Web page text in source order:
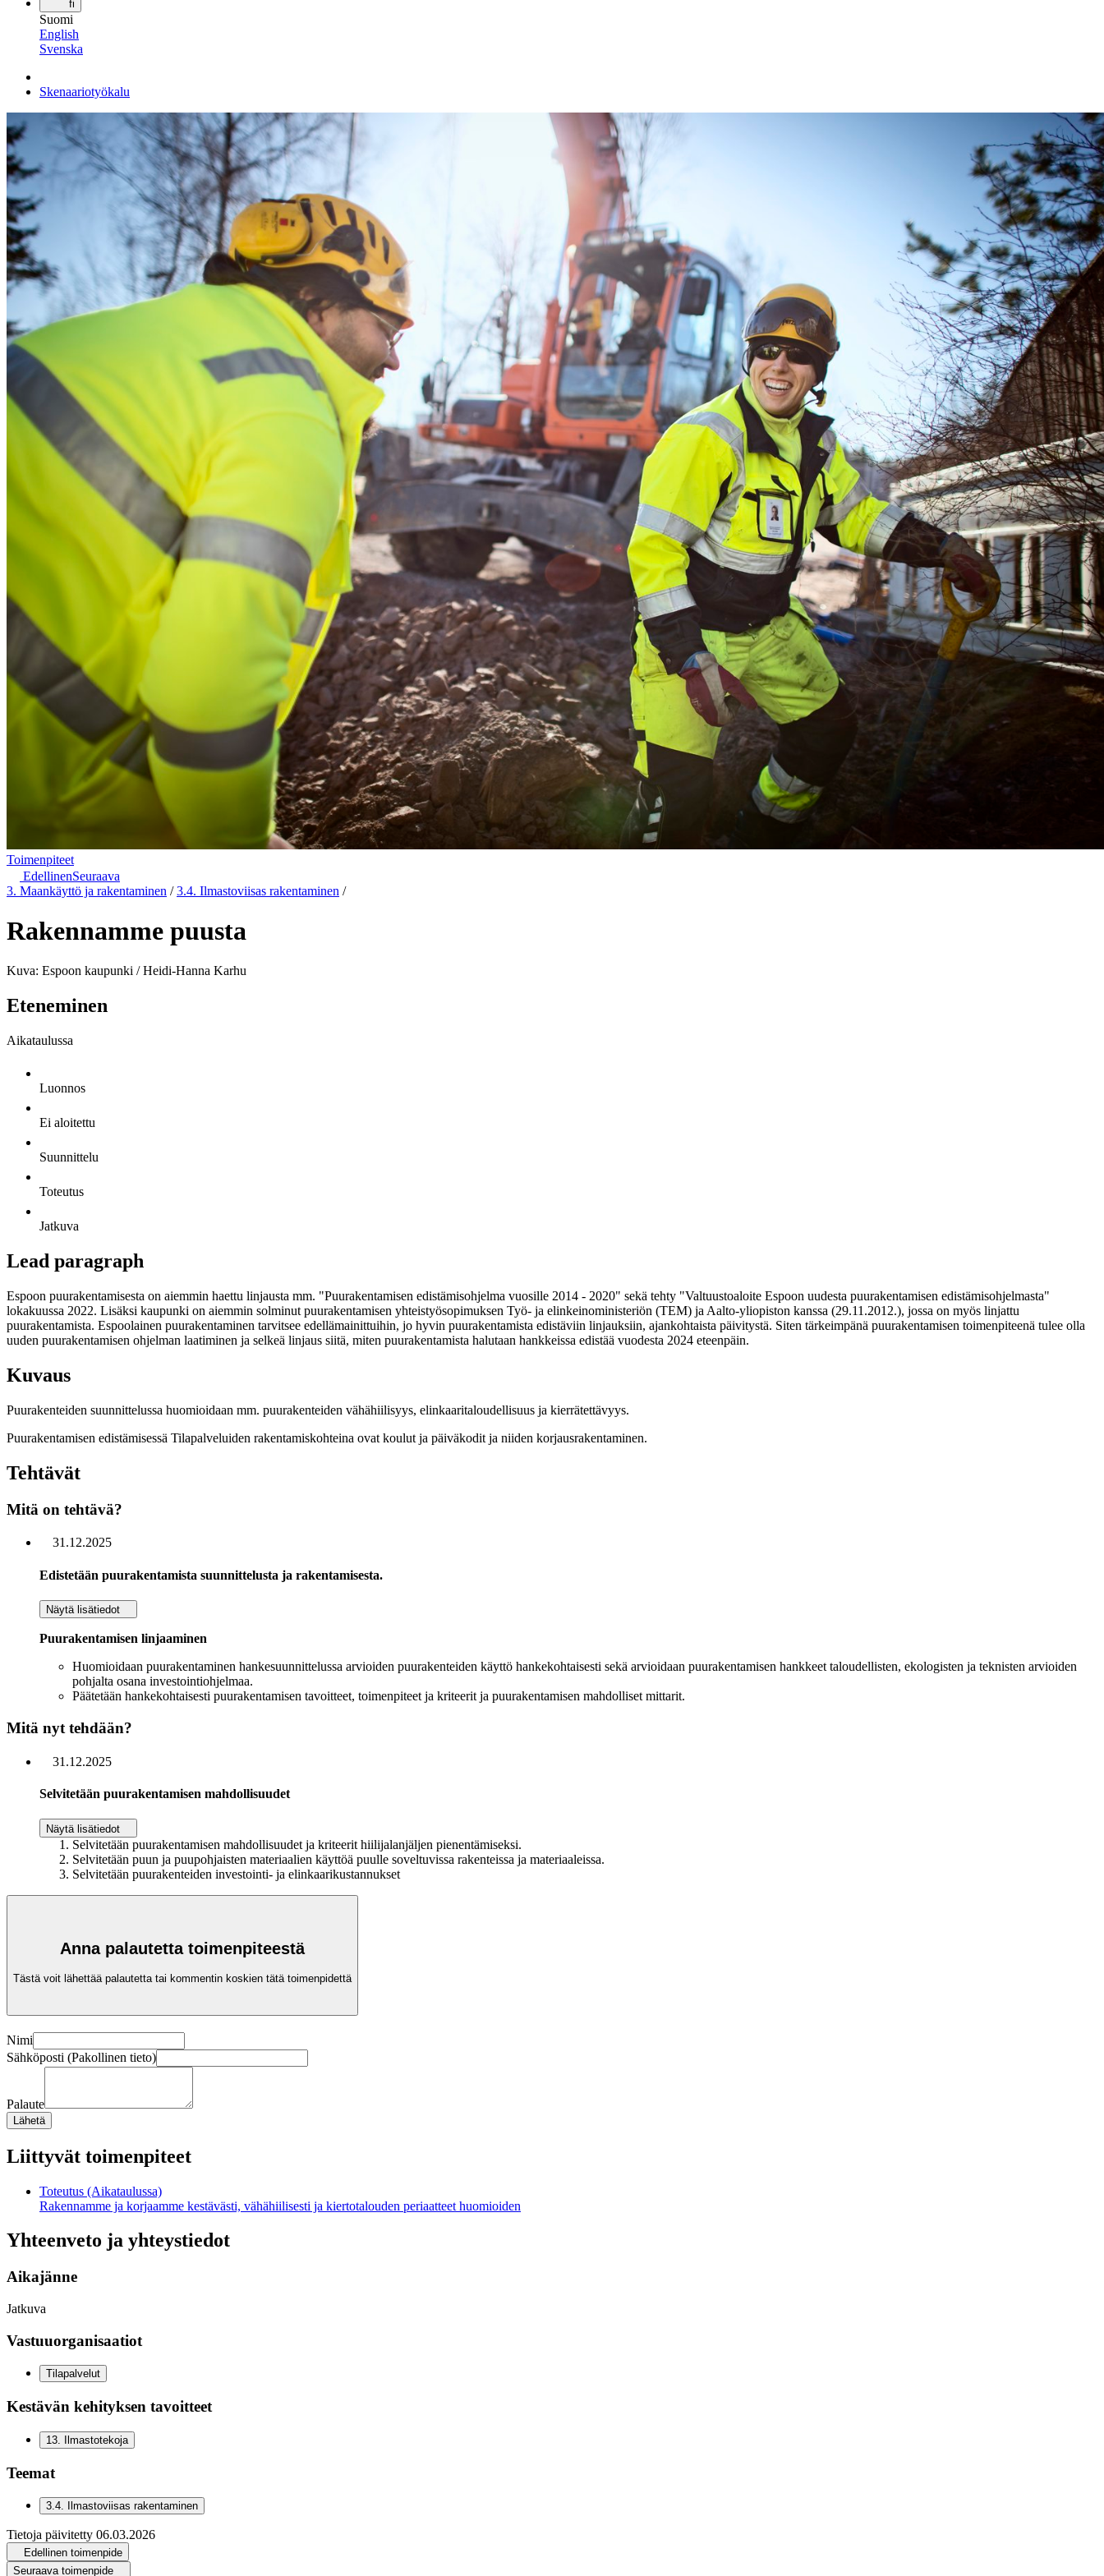
fi
Suomi
English
Svenska
Skenaariotyökalu
Toimenpiteet
EdellinenSeuraava
3. Maankäyttö ja rakentaminen /3.4. Ilmastoviisas rakentaminen /
Rakennamme puusta
Kuva: Espoon kaupunki / Heidi-Hanna Karhu
Eteneminen
Aikataulussa
Luonnos
Ei aloitettu
Suunnittelu
Toteutus
Jatkuva
Lead paragraph
Espoon puurakentamisesta on aiemmin haettu linjausta mm. "Puurakentamisen edistämisohjelma vuosille 2014 - 2020" sekä tehty "Valtuustoaloite Espoon uudesta puurakentamisen edistämisohjelmasta"
lokakuussa 2022. Lisäksi kaupunki on aiemmin solminut puurakentamisen yhteistyösopimuksen Työ- ja elinkeinoministeriön (TEM) ja Aalto-yliopiston kanssa (29.11.2012.), jossa on myös linjattu
puurakentamista. Espoolainen puurakentaminen tarvitsee edellämainittuihin, jo hyvin puurakentamista edistäviin linjauksiin, ajankohtaista päivitystä. Siten tärkeimpänä puurakentamisen toimenpiteenä tulee olla
uuden puurakentamisen ohjelman laatiminen ja selkeä linjaus siitä, miten puurakentamista halutaan hankkeissa edistää vuodesta 2024 eteenpäin.
Kuvaus
Puurakenteiden suunnittelussa huomioidaan mm. puurakenteiden vähähiilisyys, elinkaaritaloudellisuus ja kierrätettävyys.
Puurakentamisen edistämisessä Tilapalveluiden rakentamiskohteina ovat koulut ja päiväkodit ja niiden korjausrakentaminen.
Tehtävät
Mitä on tehtävä?
31.12.2025
Edistetään puurakentamista suunnittelusta ja rakentamisesta.
Näytä lisätiedot
Puurakentamisen linjaaminen
Huomioidaan puurakentaminen hankesuunnittelussa arvioiden puurakenteiden käyttö hankekohtaisesti sekä arvioidaan puurakentamisen hankkeet taloudellisten, ekologisten ja teknisten arvioiden
pohjalta osana investointiohjelmaa.
Päätetään hankekohtaisesti puurakentamisen tavoitteet, toimenpiteet ja kriteerit ja puurakentamisen mahdolliset mittarit.
Mitä nyt tehdään?
31.12.2025
Selvitetään puurakentamisen mahdollisuudet
Näytä lisätiedot
Selvitetään puurakentamisen mahdollisuudet ja kriteerit hiilijalanjäljen pienentämiseksi.
Selvitetään puun ja puupohjaisten materiaalien käyttöä puulle soveltuvissa rakenteissa ja materiaaleissa.
Selvitetään puurakenteiden investointi- ja elinkaarikustannukset
Anna palautetta toimenpiteestä
Tästä voit lähettää palautetta tai kommentin koskien tätä toimenpidettä
Nimi
Sähköposti (Pakollinen tieto)
Palaute
Lähetä
Liittyvät toimenpiteet
Toteutus (Aikataulussa)
Rakennamme ja korjaamme kestävästi, vähähiilisesti ja kiertotalouden periaatteet huomioiden
Yhteenveto ja yhteystiedot
Aikajänne
Jatkuva
Vastuuorganisaatiot
Tilapalvelut
Kestävän kehityksen tavoitteet
13 Ilmastotekoja
Teemat
3.4. Ilmastoviisas rakentaminen
Tietoja päivitetty 06.03.2026
Edellinen toimenpide
Seuraava toimenpide